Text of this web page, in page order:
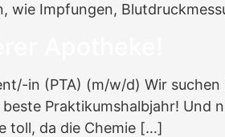
wie Impfungen,
in (PTA) (m/w/d) Wir
Praktikumshalbjahr!
toll, da die Chemie […]